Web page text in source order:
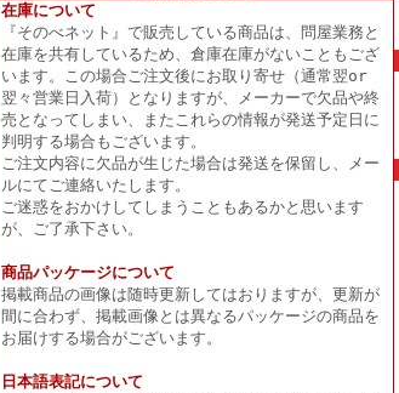
在庫について
『そのべネット』で販売している商品は、問屋業務と
在庫を共有しているため、倉庫在庫がないこともござ
います。この場合ご注文後にお取り寄せ（通常翌or
翌々営業日入荷）となりますが、メーカーで欠品や終
売となってしまい、またこれらの情報が発送予定日に
判明する場合もございます。
ご注文内容に欠品が生じた場合は発送を保留し、メー
ルにてご連絡いたします。
ご迷惑をおかけしてしまうこともあるかと思います
が、ご了承下さい。
商品パッケージについて
掲載商品の画像は随時更新してはおりますが、更新が
間に合わず、掲載画像とは異なるパッケージの商品を
お届けする場合がございます。
日本語表記について